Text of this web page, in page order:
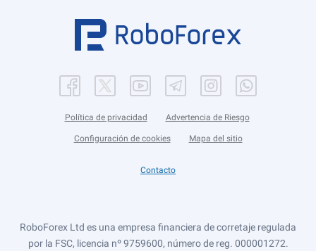
Política de privacidad Advertencia de Riesgo
Configuración de cookies Mapa del sitio
Contacto
RoboForex Ltd es una empresa financiera de corretaje regulada
por la FSC, licencia nº 9759600, número de reg. 000001272.